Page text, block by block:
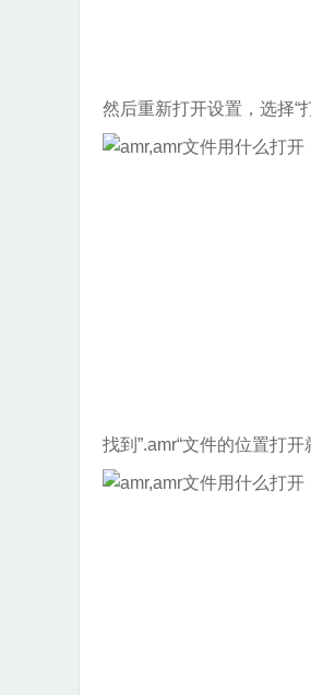
然后重新打开设置，选择“
找到”.amr“文件的位置打开